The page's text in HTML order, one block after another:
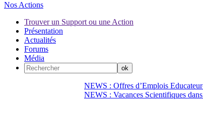
Nos Actions
Trouver un Support ou une Action
Présentation
Actualités
Forums
Média
NEWS : Offres d’Emplois
NEWS : Vacances Scientifiques